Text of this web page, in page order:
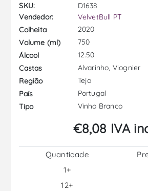
SKU:
D1638
Vendedor:
VelvetBull PT
Colheita
2020
Volume (ml)
750
Álcool
12.50
Castas
Alvarinho, Viognier
Região
Tejo
País
Portugal
Tipo
Vinho Branco
€8,08 IVA
Quantidade
1+
12+